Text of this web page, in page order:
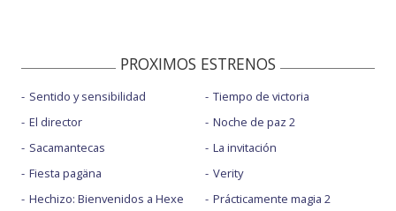
PROXIMOS ESTRENOS
Sentido y sensibilidad
El director
Sacamantecas
Fiesta pagäna
Hechizo: Bienvenidos a Hexe
Tiempo de victoria
Noche de paz 2
La invitación
Verity
Prácticamente magia 2